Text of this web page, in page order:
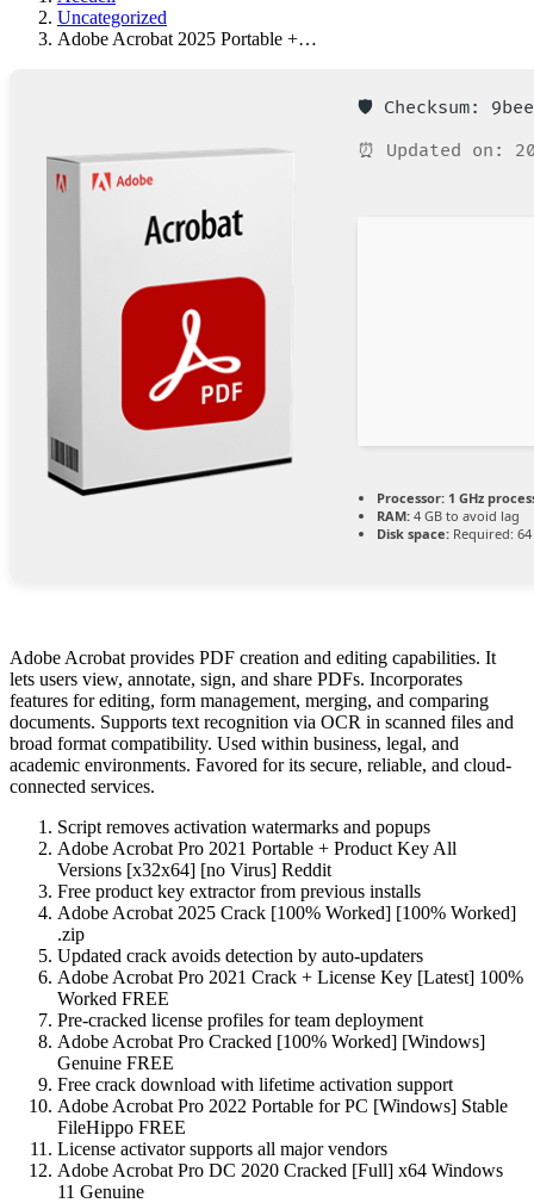
Uncategorized
Adobe Acrobat 2025 Portable +…
🛡️ Checksum:
⏰ Updated on:
Processor: 1 GHz
RAM: 4 GB to avoid lag
Disk space: Required: 64
Adobe Acrobat provides PDF creation and editing capabilities. It
lets users view, annotate, sign, and share PDFs. Incorporates
features for editing, form management, merging, and comparing
documents. Supports text recognition via OCR in scanned files and
broad format compatibility. Used within business, legal, and
academic environments. Favored for its secure, reliable, and cloud-
connected services.
Script removes activation watermarks and popups
Adobe Acrobat Pro 2021 Portable + Product Key All
Versions [x32x64] [no Virus] Reddit
Free product key extractor from previous installs
Adobe Acrobat 2025 Crack [100% Worked] [100% Worked]
.zip
Updated crack avoids detection by auto-updaters
Adobe Acrobat Pro 2021 Crack + License Key [Latest] 100%
Worked FREE
Pre-cracked license profiles for team deployment
Adobe Acrobat Pro Cracked [100% Worked] [Windows]
Genuine FREE
Free crack download with lifetime activation support
Adobe Acrobat Pro 2022 Portable for PC [Windows] Stable
FileHippo FREE
License activator supports all major vendors
Adobe Acrobat Pro DC 2020 Cracked [Full] x64 Windows
11 Genuine